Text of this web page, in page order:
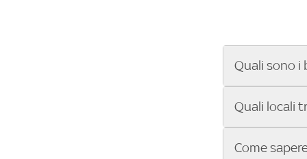
Quali sono i
Se cerchi un
ENILIVE, la
Sky Bar ti
Quali locali
Vuoi sapere
Come